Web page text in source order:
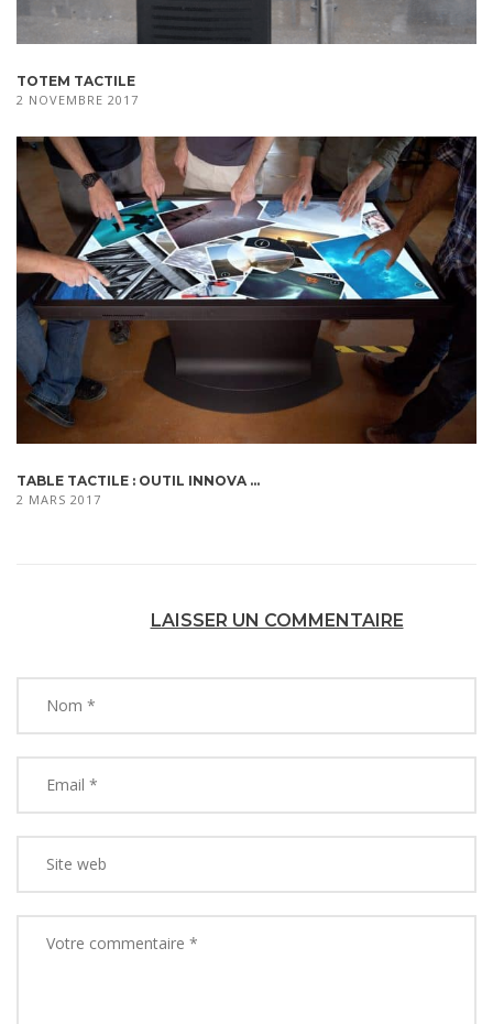
TOTEM TACTILE
2 NOVEMBRE 2017
TABLE TACTILE : OUTIL INNOVA ...
2 MARS 2017
LAISSER UN COMMENTAIRE